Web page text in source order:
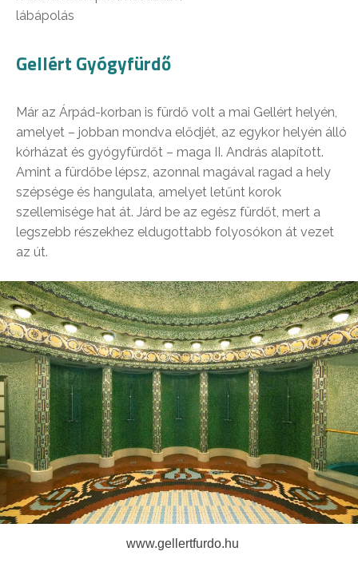
lábápolás
Gellért Gyógyfürdő
Már az Árpád-korban is fürdő volt a mai Gellért helyén,
amelyet – jobban mondva elődjét, az egykor helyén álló
kórházat és gyógyfürdőt – maga II. András alapított.
Amint a fürdőbe lépsz, azonnal magával ragad a hely
szépsége és hangulata, amelyet letűnt korok
szellemisége hat át. Járd be az egész fürdőt, mert a
legszebb részekhez eldugottabb folyosókon át vezet
az út.
www.gellertfurdo.hu